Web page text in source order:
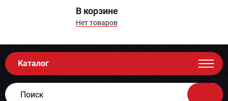
В корзине
Нет товаров
Каталог